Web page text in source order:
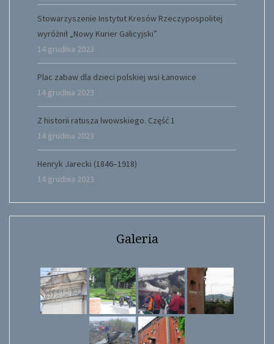
Stowarzyszenie Instytut Kresów Rzeczypospolitej
wyróżnił „Nowy Kurier Galicyjski”
14 grudnia 2023
Plac zabaw dla dzieci polskiej wsi Łanowice
14 grudnia 2023
Z historii ratusza lwowskiego. Część 1
14 grudnia 2023
Henryk Jarecki (1846–1918)
14 grudnia 2023
Galeria